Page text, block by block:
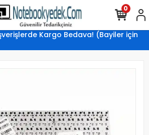
Kargo Bedava! (Bayiler için
0